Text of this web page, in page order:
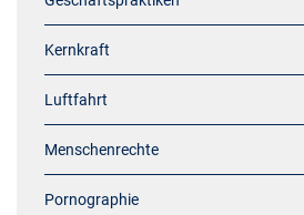
Kernkraft
Luftfahrt
Menschenrechte
Pornographie